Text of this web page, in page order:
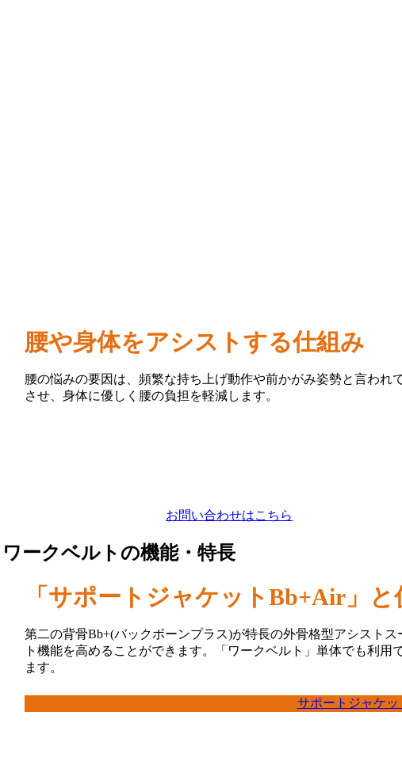
腰や身体をアシストする仕組み
腰の悩みの要因は、頻繁な持ち上げ動作や前かがみ姿勢と言わ
させ、身体に優しく腰の負担を軽減します。
お問い合わせはこちら
ークベルトの機能・特長
「サポートジャケットBb+Air」
第二の背骨Bb+(バックボーンプラス)が特長の外骨格型アシストス
ト機能を高めることができます。「ワークベルト」単体でも利
ます。
サポートジャケ